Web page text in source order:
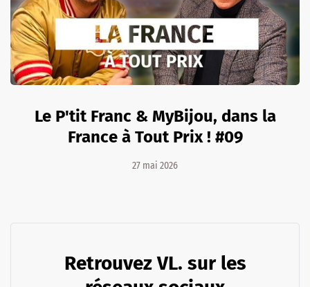
Le P'tit Franc & MyBijou, dans la
France à Tout Prix ! #09
27 mai 2026
Retrouvez VL. sur les